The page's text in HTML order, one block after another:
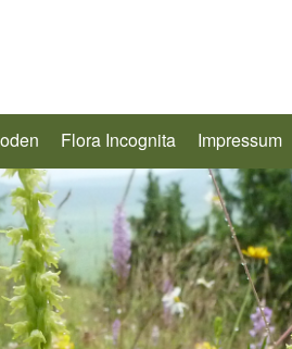
Flora Incognita Impressum